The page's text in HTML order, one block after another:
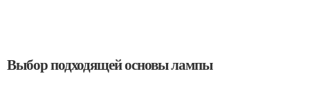
Выбор подходящей основы лампы